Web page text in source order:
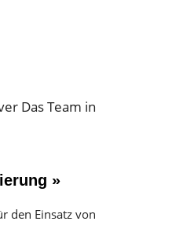
»
den Einsatz von